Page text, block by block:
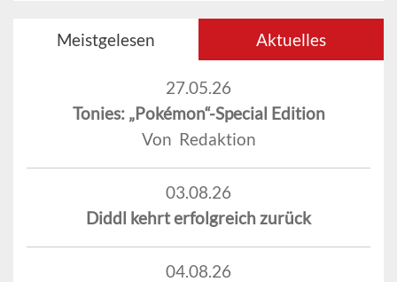
Meistgelesen Aktuelles
27.05.26
Tonies: „Pokémon“-Special Edition
Von Redaktion
03.08.26
Diddl kehrt erfolgreich zurück
04.08.26